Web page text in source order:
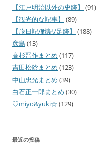
【江戸明治以外の史跡】
(91)
【観光的な記事】
(89)
【旅日記/戦記/足跡】
(188)
彦島 (13)
高杉晋作まとめ (117)
吉田松陰まとめ (123)
中山忠光まとめ (39)
白石正一郎まとめ (30)
♡miyo&yuki☆ (129)
最近の投稿